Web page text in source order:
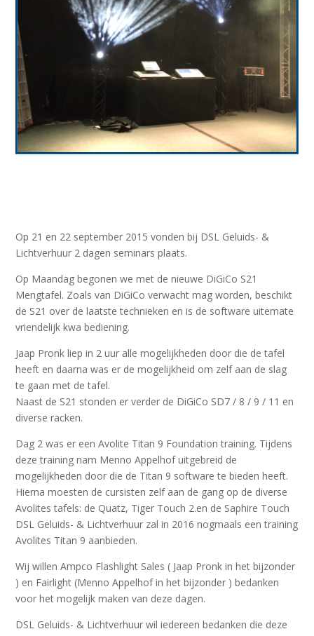
Op 21 en 22 september 2015 vonden bij DSL Geluids- &
Lichtverhuur 2 dagen seminars plaats.
Op Maandag begonen we met de nieuwe DiGiCo S21
Mengtafel. Zoals van DiGiCo verwacht mag worden, beschikt
de S21 over de laatste technieken en is de software uitemate
vriendelijk kwa bediening.
Jaap Pronk liep in 2 uur alle mogelijkheden door die de tafel
heeft en daarna was er de mogelijkheid om zelf aan de slag
te gaan met de tafel.
Naast de S21 stonden er verder de DiGiCo SD7 / 8 / 9 / 11 en
diverse racken.
Dag 2 was er een Avolite Titan 9 Foundation training. Tijdens
deze training nam Menno Appelhof uitgebreid de
mogelijkheden door die de Titan 9 software te bieden heeft.
Hierna moesten de cursisten zelf aan de gang op de diverse
Avolites tafels: de Quatz, Tiger Touch 2.en de Saphire Touch
DSL Geluids- & Lichtverhuur zal in 2016 nogmaals een training
Avolites Titan 9 aanbieden.
Wij willen Ampco Flashlight Sales ( Jaap Pronk in het bijzonder
) en Fairlight (Menno Appelhof in het bijzonder ) bedanken
voor het mogelijk maken van deze dagen.
DSL Geluids- & Lichtverhuur wil iedereen bedanken die deze